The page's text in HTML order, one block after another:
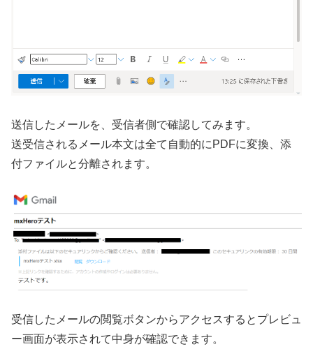
送信したメールを、受信者側で確認してみます。
送受信されるメール本文は全て自動的にPDFに変換、添
付ファイルと分離されます。
受信したメールの閲覧ボタンからアクセスするとプレビュ
ー画面が表示されて中身が確認できます。